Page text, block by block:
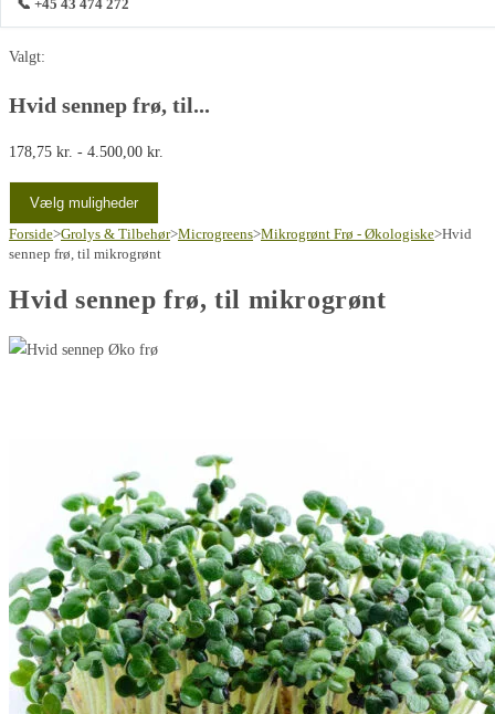
📞 +45 43 474 272
Valgt:
Hvid sennep frø, til...
178,75 kr. - 4.500,00 kr.
4.500,00 kr.
Vælg muligheder
Forside>Grolys & Tilbehør>Microgreens>Mikrogrønt Frø - Økologiske>Hvid
sennep frø, til mikrogrønt
Hvid sennep frø, til mikrogrønt